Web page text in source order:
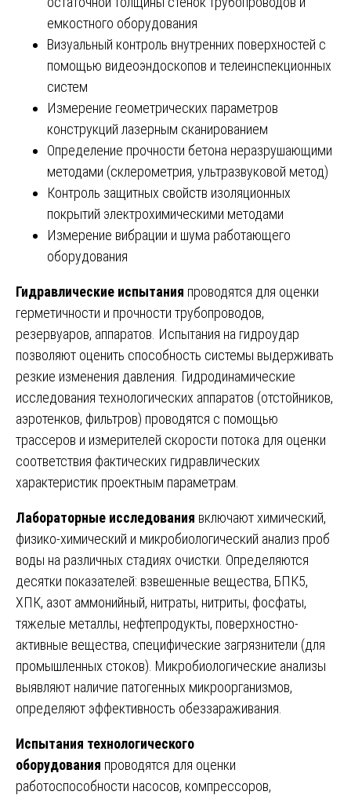
емкостного оборудования
Визуальный контроль внутренних поверхностей с
помощью видеоэндоскопов и телеинспекционных
систем
Измерение геометрических параметров
конструкций лазерным сканированием
Определение прочности бетона неразрушающими
методами (склерометрия, ультразвуковой метод)
Контроль защитных свойств изоляционных
покрытий электрохимическими методами
Измерение вибрации и шума работающего
оборудования
Гидравлические испытания проводятся для оценки
герметичности и прочности трубопроводов,
резервуаров, аппаратов. Испытания на гидроудар
позволяют оценить способность системы выдерживать
резкие изменения давления. Гидродинамические
исследования технологических аппаратов (отстойников,
аэротенков, фильтров) проводятся с помощью
трассеров и измерителей скорости потока для оценки
соответствия фактических гидравлических
характеристик проектным параметрам.
Лабораторные исследования включают химический,
физико-химический и микробиологический анализ проб
воды на различных стадиях очистки. Определяются
десятки показателей: взвешенные вещества, БПК5,
ХПК, азот аммонийный, нитраты, нитриты, фосфаты,
тяжелые металлы, нефтепродукты, поверхностно-
активные вещества, специфические загрязнители (для
промышленных стоков). Микробиологические анализы
выявляют наличие патогенных микроорганизмов,
определяют эффективность обеззараживания.
Испытания технологического
оборудования проводятся для оценки
работоспособности насосов, компрессоров,